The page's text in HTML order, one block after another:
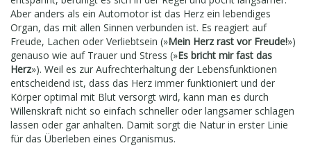
Aber anders als ein Automotor ist das Herz ein lebendiges
Organ, das mit allen Sinnen verbunden ist. Es reagiert auf
Freude, Lachen oder Verliebtsein (»Mein Herz rast vor Freude!»)
genauso wie auf Trauer und Stress (»Es bricht mir fast das
Herz»). Weil es zur Aufrechterhaltung der Lebensfunktionen
entscheidend ist, dass das Herz immer funktioniert und der
Körper optimal mit Blut versorgt wird, kann man es durch
Willenskraft nicht so einfach schneller oder langsamer schlagen
lassen oder gar anhalten. Damit sorgt die Natur in erster Linie
für das Überleben eines Organismus.